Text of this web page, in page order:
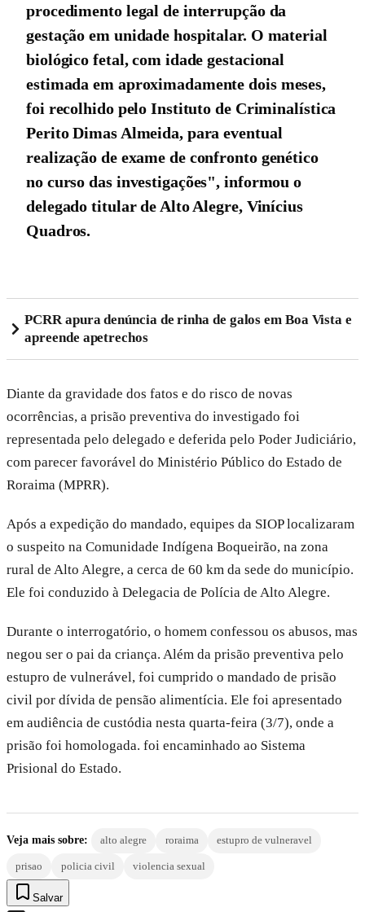
procedimento legal de interrupção da
gestação em unidade hospitalar. O material
biológico fetal, com idade gestacional
estimada em aproximadamente dois meses,
foi recolhido pelo Instituto de Criminalística
Perito Dimas Almeida, para eventual
realização de exame de confronto genético
no curso das investigações", informou o
delegado titular de Alto Alegre, Vinícius
Quadros.
PCRR apura denúncia de rinha de galos em Boa Vista e
apreende apetrechos
Diante da gravidade dos fatos e do risco de novas
ocorrências, a prisão preventiva do investigado foi
representada pelo delegado e deferida pelo Poder Judiciário,
com parecer favorável do Ministério Público do Estado de
Roraima (MPRR).
Após a expedição do mandado, equipes da SIOP localizaram
o suspeito na Comunidade Indígena Boqueirão, na zona
rural de Alto Alegre, a cerca de 60 km da sede do município.
Ele foi conduzido à Delegacia de Polícia de Alto Alegre.
Durante o interrogatório, o homem confessou os abusos, mas
negou ser o pai da criança. Além da prisão preventiva pelo
estupro de vulnerável, foi cumprido o mandado de prisão
civil por dívida de pensão alimentícia. Ele foi apresentado
em audiência de custódia nesta quarta-feira (3/7), onde a
prisão foi homologada. foi encaminhado ao Sistema
Prisional do Estado.
Veja mais sobre: alto alegre roraima estupro de vulneravel
prisao policia civil violencia sexual
Salvar